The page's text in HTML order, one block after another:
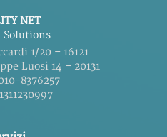
NET
Solutions
1/20 – 16121
Luosi 14 – 20131
8376257